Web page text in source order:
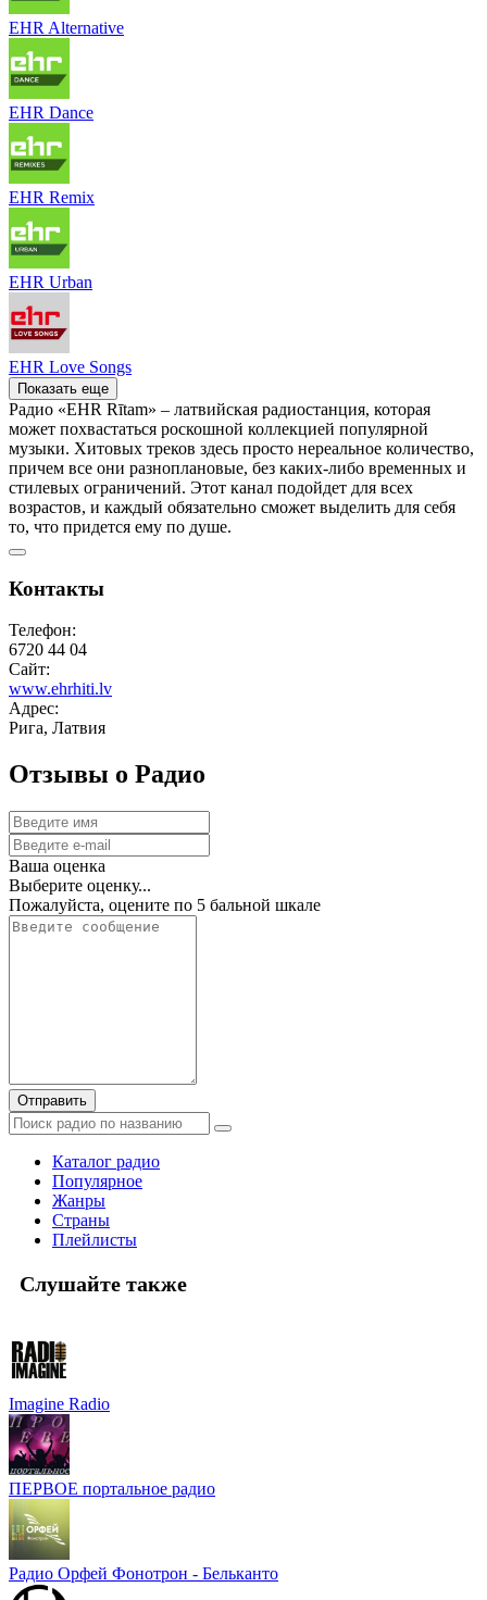
EHR Alternative
EHR Dance
EHR Remix
EHR Urban
EHR Love Songs
Показать еще
Радио «EHR Rītam» – латвийская радиостанция, которая
может похвастаться роскошной коллекцией популярной
музыки. Хитовых треков здесь просто нереальное количество,
причем все они разноплановые, без каких-либо временных и
стилевых ограничений. Этот канал подойдет для всех
возрастов, и каждый обязательно сможет выделить для себя
то, что придется ему по душе.
Контакты
Телефон:
6720 44 04
Сайт:
www.ehrhiti.lv
Адрес:
Рига, Латвия
Отзывы о Радио
Ваша оценка
Выберите оценку...
Пожалуйста, оцените по 5 бальной шкале
Отправить
Каталог радио
Популярное
Жанры
Страны
Плейлисты
Слушайте также
Imagine Radio
ПЕРВОЕ портальное радио
Радио Орфей Фонотрон - Бельканто